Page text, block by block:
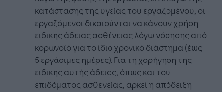
κατάστασης της υγείας του εργαζομένου, οι
εργαζόμενοι δικαιούνται να κάνουν χρήση
ειδικής άδειας ασθένειας λόγω νόσησης από
κορωνοϊό για το ίδιο χρονικό διάστημα (έως
5 εργάσιμες ημέρες). Για τη χορήγηση της
ειδικής αυτής άδειας, όπως και του
επιδόματος ασθενείας, αρκεί η απόδειξη